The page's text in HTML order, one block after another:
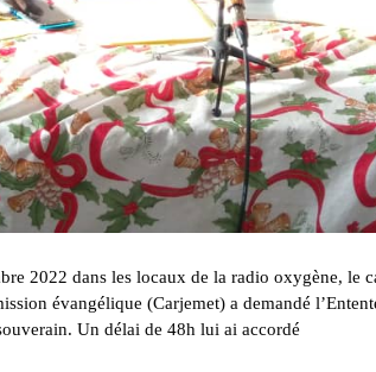
2022 dans les locaux de la radio oxygène, le
évangélique (Carjemet) a demandé
Un délai de 48h lui ai accordé